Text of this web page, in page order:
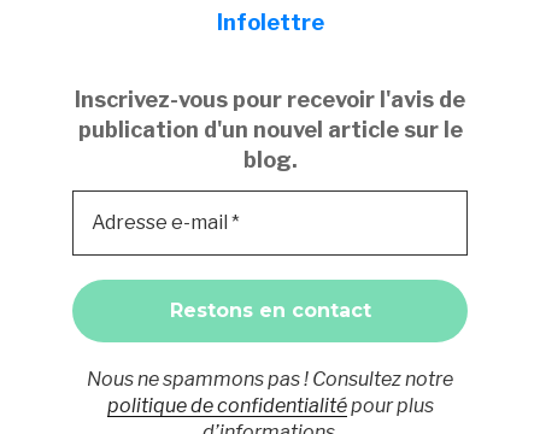
Infolettre
Inscrivez-vous pour recevoir l'avis de
publication d'un nouvel article sur le
blog.
Nous ne spammons pas ! Consultez notre
politique de confidentialitépour plus